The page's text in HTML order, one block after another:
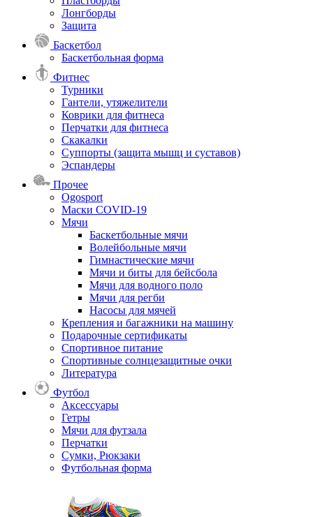
Лонгборды
Защита
Баскетбол
Баскетбольная форма
Фитнес
Турники
Гантели, утяжелители
Коврики для фитнеса
Перчатки для фитнеса
Скакалки
Суппорты (защита мышц и суставов)
Эспандеры
Прочее
Ogosport
Маски COVID-19
Мячи
Баскетбольные мячи
Волейбольные мячи
Гимнастические мячи
Мячи и биты для бейсбола
Мячи для водного поло
Мячи для регби
Насосы для мячей
Крепления и багажники на машину
Подарочные сертификаты
Спортивное питание
Спортивные солнцезащитные очки
Литература
Футбол
Аксессуары
Гетры
Мячи для футзала
Перчатки
Сумки, Рюкзаки
Футбольная форма